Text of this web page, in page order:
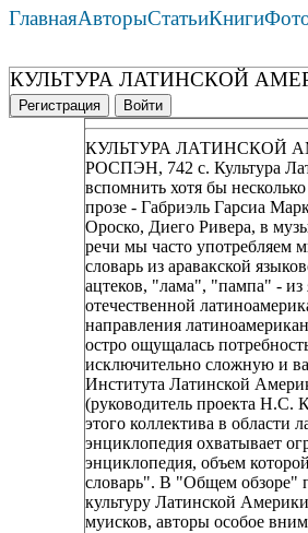
ГлавнаяАвторыСтатьиКниги
КУЛЬТУРА ЛАТИНСКОЙ
Регистрация Войти
КУЛЬТУРА ЛАТИНСКОЙ
РОСПЭН, 742 с. Культура
вспомнить хотя бы
прозе - Габриэль Гарсиа
Ороско, Диего Ривера, в
речи мы часто употребляем
словарь из аравакской
ацтеков, "лама", "пампа" - из
отечественной
направления
остро ощущалась
исключительно сложную и
Института Латинской
(руководитель проекта Н.С.
этого коллектива в области
энциклопедия охватывает
энциклопедия, объем
словарь". В "Общем обзоре"
культуру Латинской
муисков, авторы особое